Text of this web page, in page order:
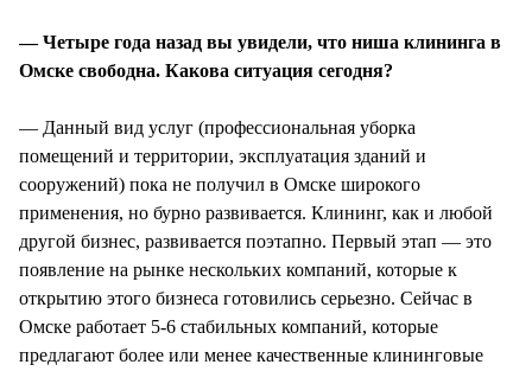
— Четыре года назад вы увидели, что ниша клининга в
Омске свободна. Какова ситуация сегодня?
— Данный вид услуг (профессиональная уборка
помещений и территории, эксплуатация зданий и
сооружений) пока не получил в Омске широкого
применения, но бурно развивается. Клининг, как и любой
другой бизнес, развивается поэтапно. Первый этап — это
появление на рынке нескольких компаний, которые к
открытию этого бизнеса готовились серьезно. Сейчас в
Омске работает 5-6 стабильных компаний, которые
предлагают более или менее качественные клининговые